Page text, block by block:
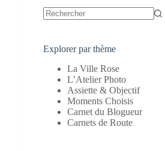
Explorer par thème
La Ville Rose
L’Atelier Photo
Assiette & Objectif
Moments Choisis
Carnet du Blogueur
Carnets de Route